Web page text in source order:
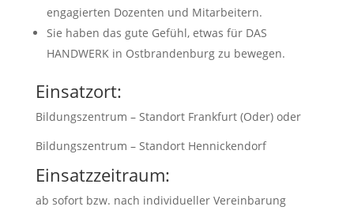
engagierten Dozenten und Mitarbeitern.
Sie haben das gute Gefühl, etwas für DAS
HANDWERK in Ostbrandenburg zu bewegen.
Einsatzort:
Bildungszentrum – Standort Frankfurt (Oder) oder
Bildungszentrum – Standort Hennickendorf
Einsatzzeitraum:
ab sofort bzw. nach individueller Vereinbarung